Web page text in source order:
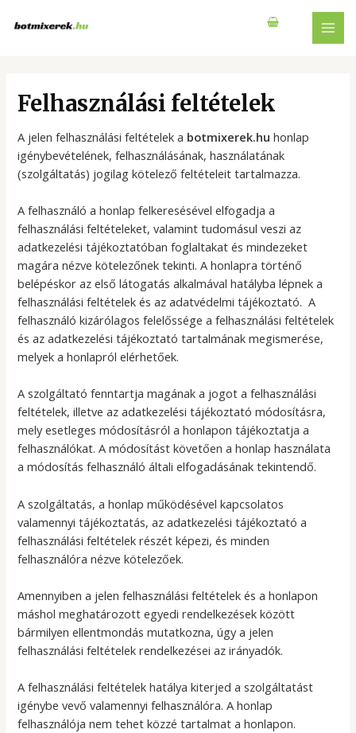
Felhasználási feltételek
A jelen felhasználási feltételek a botmixerek.hu honlap
igénybevételének, felhasználásának, használatának
(szolgáltatás) jogilag kötelező feltételeit tartalmazza.
A felhasználó a honlap felkeresésével elfogadja a
felhasználási feltételeket, valamint tudomásul veszi az
adatkezelési tájékoztatóban foglaltakat és mindezeket
magára nézve kötelezőnek tekinti. A honlapra történő
belépéskor az első látogatás alkalmával hatályba lépnek a
felhasználási feltételek és az adatvédelmi tájékoztató. A
felhasználó kizárólagos felelőssége a felhasználási feltételek
és az adatkezelési tájékoztató tartalmának megismerése,
melyek a honlapról elérhetőek.
A szolgáltató fenntartja magának a jogot a felhasználási
feltételek, illetve az adatkezelési tájékoztató módosításra,
mely esetleges módosításról a honlapon tájékoztatja a
felhasználókat. A módosítást követően a honlap használata
a módosítás felhasználó általi elfogadásának tekintendő.
A szolgáltatás, a honlap működésével kapcsolatos
valamennyi tájékoztatás, az adatkezelési tájékoztató a
felhasználási feltételek részét képezi, és minden
felhasználóra nézve kötelezőek.
Amennyiben a jelen felhasználási feltételek és a honlapon
máshol meghatározott egyedi rendelkezések között
bármilyen ellentmondás mutatkozna, úgy a jelen
felhasználási feltételek rendelkezései az irányadók.
A felhasználási feltételek hatálya kiterjed a szolgáltatást
igénybe vevő valamennyi felhasználóra. A honlap
felhasználója nem tehet közzé tartalmat a honlapon.